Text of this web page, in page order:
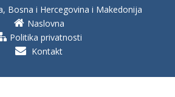
Bosna i Hercegovina i Makedonija
Naslovna
Politika privatnosti
Kontakt